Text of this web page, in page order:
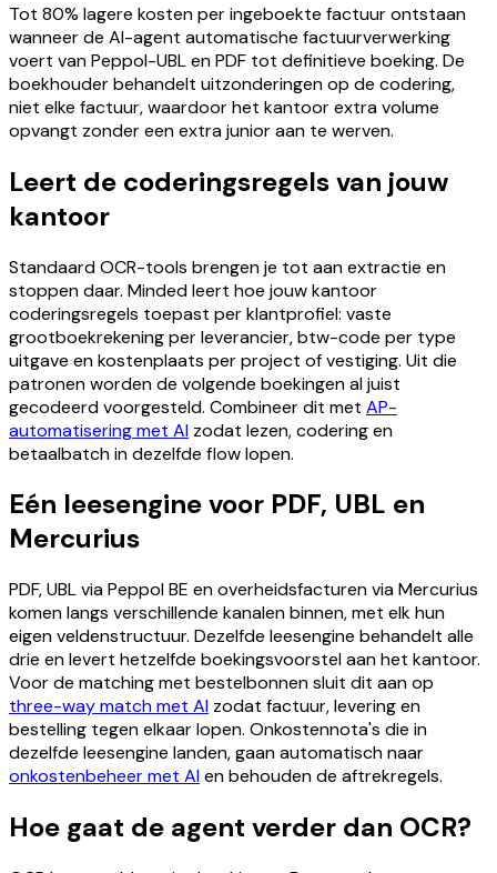
Tot 80% lagere kosten per ingeboekte factuur ontstaan
wanneer de AI-agent automatische factuurverwerking
voert van Peppol-UBL en PDF tot definitieve boeking. De
boekhouder behandelt uitzonderingen op de codering,
niet elke factuur, waardoor het kantoor extra volume
opvangt zonder een extra junior aan te werven.
Leert de coderingsregels van jouw
kantoor
Standaard OCR-tools brengen je tot aan extractie en
stoppen daar. Minded leert hoe jouw kantoor
coderingsregels toepast per klantprofiel: vaste
grootboekrekening per leverancier, btw-code per type
uitgave en kostenplaats per project of vestiging. Uit die
patronen worden de volgende boekingen al juist
gecodeerd voorgesteld. Combineer dit met AP-
automatisering met AI zodat lezen, codering en
betaalbatch in dezelfde flow lopen.
Eén leesengine voor PDF, UBL en
Mercurius
PDF, UBL via Peppol BE en overheidsfacturen via Mercurius
komen langs verschillende kanalen binnen, met elk hun
eigen veldenstructuur. Dezelfde leesengine behandelt alle
drie en levert hetzelfde boekingsvoorstel aan het kantoor.
Voor de matching met bestelbonnen sluit dit aan op
three-way match met AI zodat factuur, levering en
bestelling tegen elkaar lopen. Onkostennota's die in
dezelfde leesengine landen, gaan automatisch naar
onkostenbeheer met AIen behouden de aftrekregels.
Hoe gaat de agent verder dan OCR?